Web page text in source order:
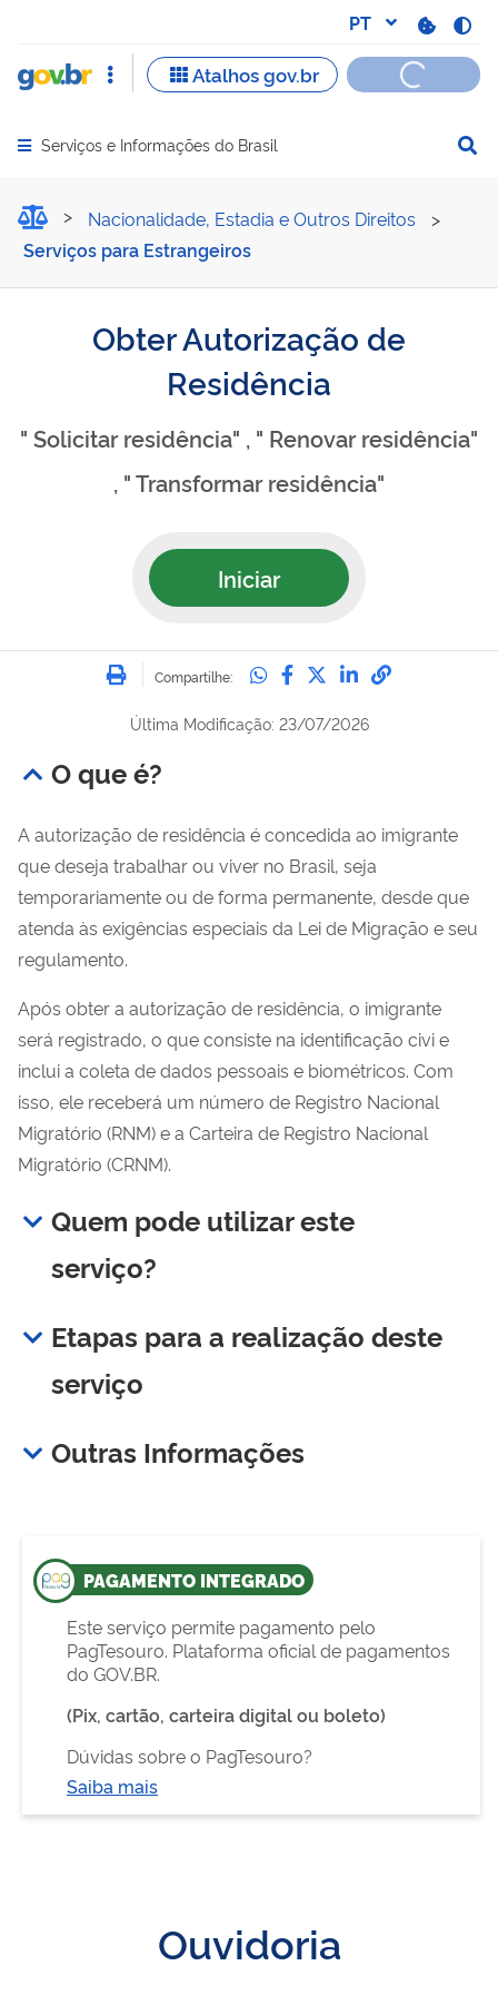
Abrir menu principal de navegação
Serviços e Informações do Brasil
Obter Autorização de
Nacionalidade, Estadia e Outros Direitos
>
Serviços para Estrangeiros
Obter Autorização de
Residência
" Solicitar residência" , " Renovar residência"
, " Transformar residência"
Iniciar
Imprimir
Compartilhe: Compartilhe no
Compartilhe no
Compartilhe no
Compartilhe
Última Modificação: 23/07/2026
O que é?
A autorização de residência é concedida ao imigrante
que deseja trabalhar ou viver no Brasil, seja
temporariamente ou de forma permanente, desde que
atenda às exigências especiais da Lei de Migração e seu
regulamento.
Após obter a autorização de residência, o imigrante
será registrado, o que consiste na identificação civi e
inclui a coleta de dados pessoais e biométricos. Com
isso, ele receberá um número de Registro Nacional
Migratório (RNM) e a Carteira de Registro Nacional
Migratório (CRNM).
Quem pode utilizar este
serviço?
Etapas para a realização deste
serviço
Outras Informações
PAGAMENTO INTEGRADO
Este serviço permite pagamento pelo
PagTesouro. Plataforma oficial de pagamentos
do GOV.BR.
(Pix, cartão, carteira digital ou boleto)
Dúvidas sobre o PagTesouro?
Saiba mais
Ouvidoria